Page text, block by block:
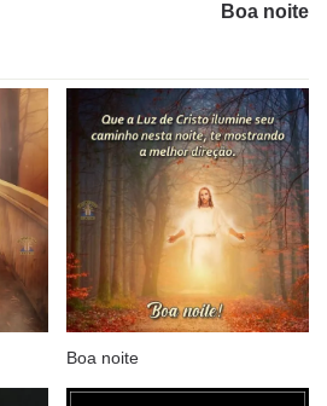
Boa noite
Boa noite